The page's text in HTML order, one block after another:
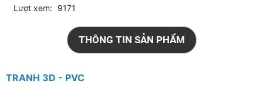
Lượt xem: 9171
THÔNG TIN SẢN PHẨM
TRANH 3D - PVC